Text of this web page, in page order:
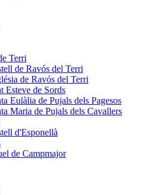
Terri
de Ravós del Terri
de Ravós del Terri
Esteve de Sords
Eulàlia de Pujals dels Pagesos
Maria de Pujals dels Cavallers
d'Esponellà
de Campmajor